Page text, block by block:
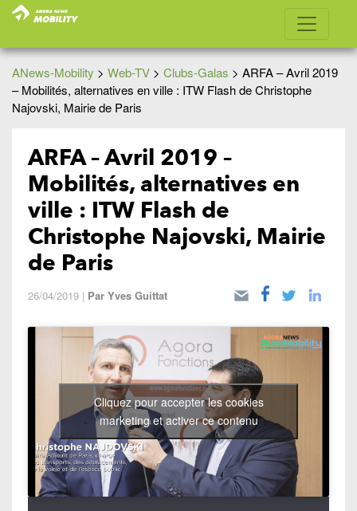
ANews-Mobility > Web-TV > Clubs-Galas > ARFA – Avril 2019
– Mobilités, alternatives en ville : ITW Flash de Christophe
Najovski, Mairie de Paris
ARFA – Avril 2019 –
Mobilités, alternatives en
ville : ITW Flash de
Christophe Najovski, Mairie
de Paris
26/04/2019 | Par Yves Guittat
Cliquez pour accepter les cookies
marketing et activer ce contenu